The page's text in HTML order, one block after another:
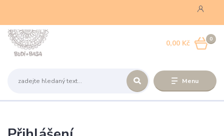
Menu
0
0,00 Kč